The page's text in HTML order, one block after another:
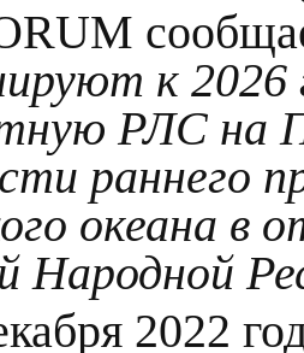
к 2026
РЛС на
раннего
океана в
Народной
2022